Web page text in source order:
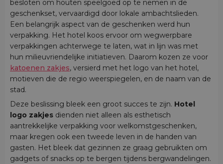
besloten om houten speelgoed op te nemen in de
geschenkset, vervaardigd door lokale ambachtslieden.
Een belangrijk aspect van de geschenken werd hun
verpakking. Het hotel koos ervoor om wegwerpbare
verpakkingen achterwege te laten, wat in lijn was met
hun milieuvriendelijke initiatieven. Daarom kozen ze voor
katoenen zakjes, versierd met het logo van het hotel,
motieven die de regio weerspiegelen, en de naam van de
stad.
Deze beslissing bleek een groot succes te zijn. Hotel
logo zakjes dienden niet alleen als esthetisch
aantrekkelijke verpakking voor welkomstgeschenken,
maar kregen ook een tweede leven in de handen van
gasten. Het bleek dat gezinnen ze graag gebruikten om
gadgets of snacks op te bergen tijdens bergwandelingen.